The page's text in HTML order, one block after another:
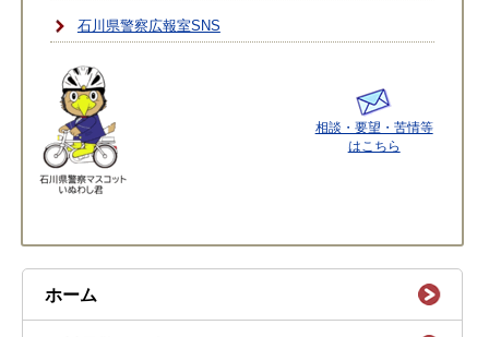
石川県警察広報室SNS
相談・要望・苦情等
はこちら
ホーム